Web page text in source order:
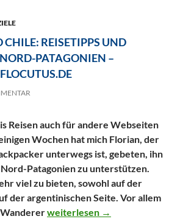
REISETIPPS UND
PATAGONIEN –
Reisen auch für andere Webseiten
Wochen hat mich Florian, der
unterwegs ist, gebeten, ihn
Patagonien zu unterstützen.
viel zu bieten, sowohl auf der
der argentinischen Seite. Vor allem
Argentinien und Chile:
weiterlesen →